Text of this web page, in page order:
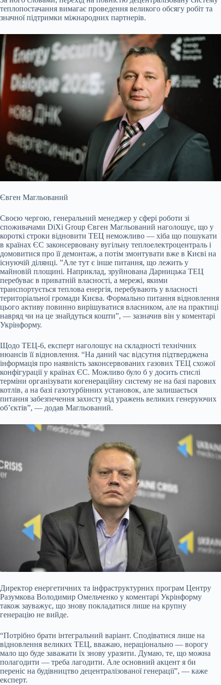
теплопостачання вимагає проведення великого обсягу робіт та
значної підтримки міжнародних партнерів.
Євген Магльований
Своєю чергою, генеральний менеджер у сфері роботи зі
споживачами DiXi Group Євген Магльований наголошує, що у
короткі строки відновити ТЕЦ неможливо — хіба що пошукати
в країнах ЄС законсервовану вугільну теплоелектроцентраль і
домовитися про її демонтаж, а потім змонтувати вже в Києві на
існуючій ділянці. ”Але тут є інше питання, що лежить у
майновій площині. Наприклад, зруйнована Дарницька ТЕЦ
перебуває в приватній власності, а мережі, якими
транспортується теплова енергія, перебувають у власності
територіальної громади Києва. Формально питання відновлення
цього активу повинно вирішуватися власником, але на практиці
навряд чи на це знайдуться кошти”, — зазначив він у коментарі
Укрінформу.
Щодо ТЕЦ-6, експерт наголошує на складності технічних
нюансів її відновлення. “На даний час відсутня підтверджена
інформація про наявність законсервованих газових ТЕЦ схожої
конфігурації у країнах ЄС. Можливо було б у досить стислі
терміни організувати когенераційну систему не на базі парових
котлів, а на базі газотурбінних установок, але залишається
питання забезпечення захисту від уражень великих генеруючих
об’єктів”, — додав Магльований.
Директор енергетичних та інфраструктурних програм Центру
Разумкова Володимир Омельченко у коментарі Укрінформу
також зауважує, що знову покладатися лише на крупну
генерацію не вийде.
“Потрібно брати інтегральний варіант. Сподіватися лише на
відновлення великих ТЕЦ, вважаю, нераціонально — ворогу
мало що буде заважати їх знову уразити. Думаю, те, що можна
полагодити — треба лагодити. Але основний акцент я би
переніс на будівництво децентралізованої генерації”, — каже
експерт.